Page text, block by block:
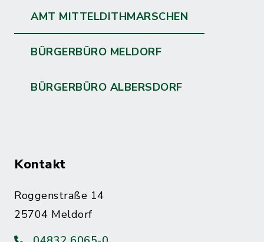
AMT MITTELDITHMARSCHEN
BÜRGERBÜRO MELDORF
BÜRGERBÜRO ALBERSDORF
Kontakt
Roggenstraße 14
25704 Meldorf